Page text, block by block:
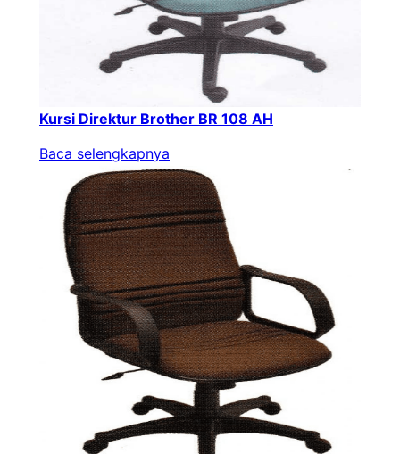
Kursi Direktur Brother BR 108 AH
Baca selengkapnya